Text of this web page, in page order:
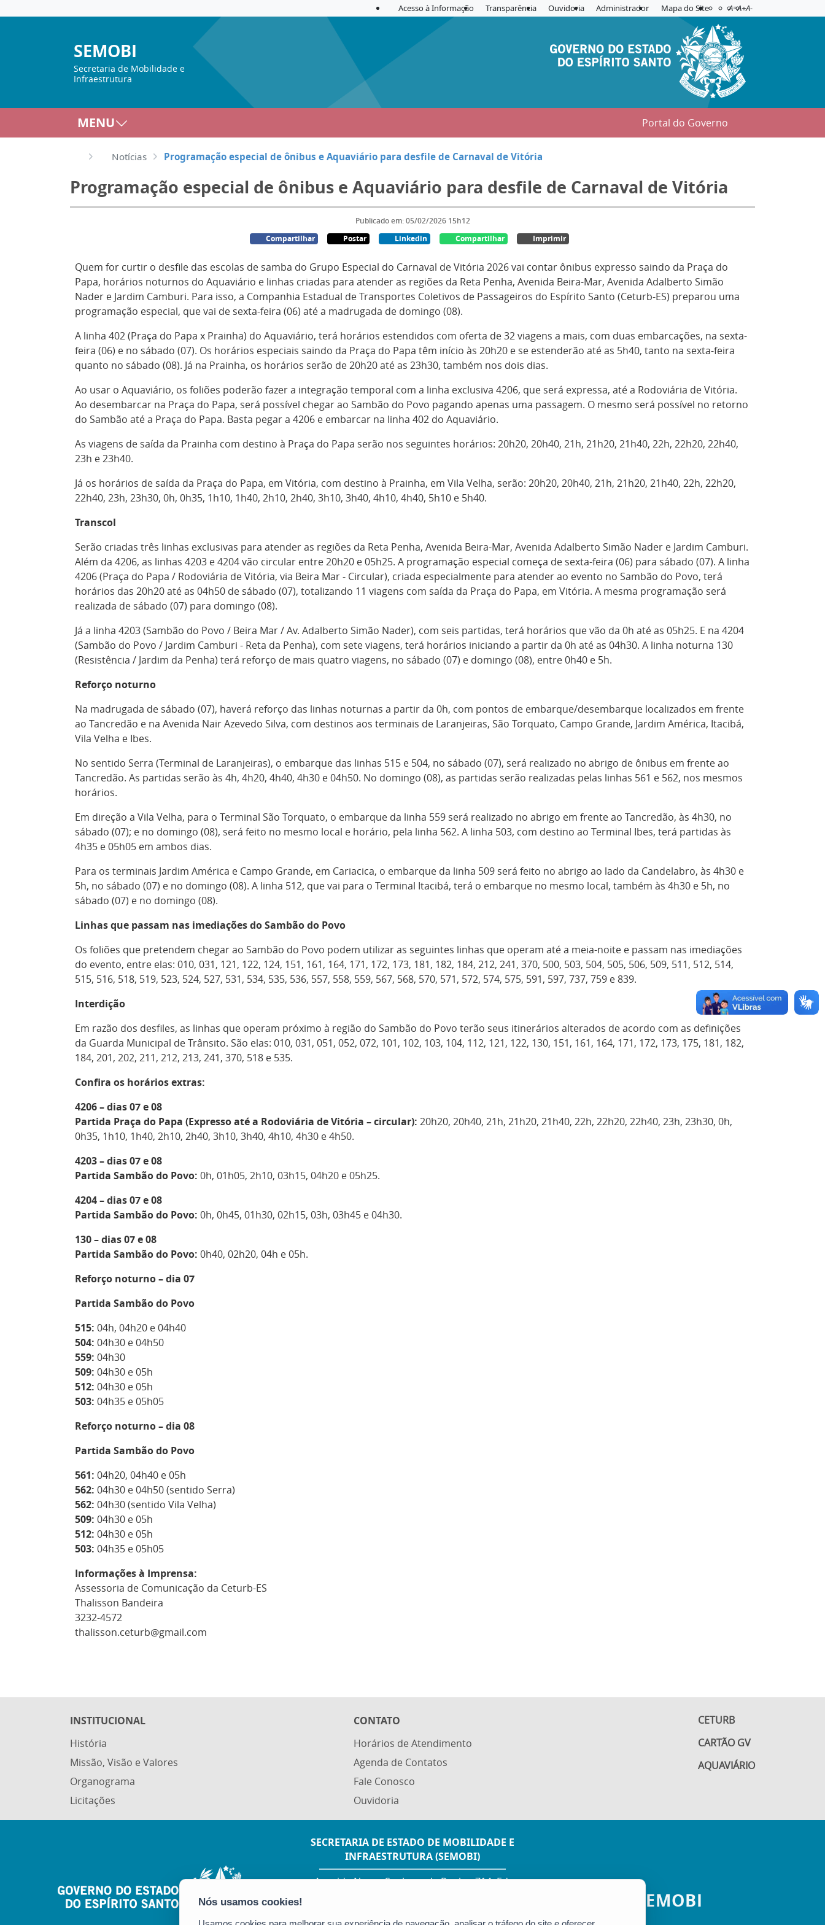
Acesso à Informação Transparência Ouvidoria Administrador Mapa do Site Acessibilidade
Aplicar contraste
A=A+A-
SEMOBI
Secretaria de Mobilidade e
Infraestrutura
MENU Portal do Governo
Notícias Programação especial de ônibus e Aquaviário para desfile de Carnaval de Vitória
Programação especial de ônibus e Aquaviário para desfile de Carnaval de Vitória
Publicado em: 05/02/2026 15h12
Compartilhar
Postar Linkedin Compartilhar Imprimir
Quem for curtir o desfile das escolas de samba do Grupo Especial do Carnaval de Vitória 2026 vai contar ônibus expresso saindo da Praça do
Papa, horários noturnos do Aquaviário e linhas criadas para atender as regiões da Reta Penha, Avenida Beira-Mar, Avenida Adalberto Simão
Nader e Jardim Camburi. Para isso, a Companhia Estadual de Transportes Coletivos de Passageiros do Espírito Santo (Ceturb-ES) preparou uma
programação especial, que vai de sexta-feira (06) até a madrugada de domingo (08).
A linha 402 (Praça do Papa x Prainha) do Aquaviário, terá horários estendidos com oferta de 32 viagens a mais, com duas embarcações, na sexta-
feira (06) e no sábado (07). Os horários especiais saindo da Praça do Papa têm início às 20h20 e se estenderão até as 5h40, tanto na sexta-feira
quanto no sábado (08). Já na Prainha, os horários serão de 20h20 até as 23h30, também nos dois dias.
Ao usar o Aquaviário, os foliões poderão fazer a integração temporal com a linha exclusiva 4206, que será expressa, até a Rodoviária de Vitória.
Ao desembarcar na Praça do Papa, será possível chegar ao Sambão do Povo pagando apenas uma passagem. O mesmo será possível no retorno
do Sambão até a Praça do Papa. Basta pegar a 4206 e embarcar na linha 402 do Aquaviário.
As viagens de saída da Prainha com destino à Praça do Papa serão nos seguintes horários: 20h20, 20h40, 21h, 21h20, 21h40, 22h, 22h20, 22h40,
23h e 23h40.
Já os horários de saída da Praça do Papa, em Vitória, com destino à Prainha, em Vila Velha, serão: 20h20, 20h40, 21h, 21h20, 21h40, 22h, 22h20,
22h40, 23h, 23h30, 0h, 0h35, 1h10, 1h40, 2h10, 2h40, 3h10, 3h40, 4h10, 4h40, 5h10 e 5h40.
Transcol
Serão criadas três linhas exclusivas para atender as regiões da Reta Penha, Avenida Beira-Mar, Avenida Adalberto Simão Nader e Jardim Camburi.
Além da 4206, as linhas 4203 e 4204 vão circular entre 20h20 e 05h25. A programação especial começa de sexta-feira (06) para sábado (07). A linha
4206 (Praça do Papa / Rodoviária de Vitória, via Beira Mar - Circular), criada especialmente para atender ao evento no Sambão do Povo, terá
horários das 20h20 até as 04h50 de sábado (07), totalizando 11 viagens com saída da Praça do Papa, em Vitória. A mesma programação será
realizada de sábado (07) para domingo (08).
Já a linha 4203 (Sambão do Povo / Beira Mar / Av. Adalberto Simão Nader), com seis partidas, terá horários que vão da 0h até as 05h25. E na 4204
(Sambão do Povo / Jardim Camburi - Reta da Penha), com sete viagens, terá horários iniciando a partir da 0h até as 04h30. A linha noturna 130
(Resistência / Jardim da Penha) terá reforço de mais quatro viagens, no sábado (07) e domingo (08), entre 0h40 e 5h.
Reforço noturno
Na madrugada de sábado (07), haverá reforço das linhas noturnas a partir da 0h, com pontos de embarque/desembarque localizados em frente
ao Tancredão e na Avenida Nair Azevedo Silva, com destinos aos terminais de Laranjeiras, São Torquato, Campo Grande, Jardim América, Itacibá,
Vila Velha e Ibes.
No sentido Serra (Terminal de Laranjeiras), o embarque das linhas 515 e 504, no sábado (07), será realizado no abrigo de ônibus em frente ao
Tancredão. As partidas serão às 4h, 4h20, 4h40, 4h30 e 04h50. No domingo (08), as partidas serão realizadas pelas linhas 561 e 562, nos mesmos
horários.
Em direção a Vila Velha, para o Terminal São Torquato, o embarque da linha 559 será realizado no abrigo em frente ao Tancredão, às 4h30, no
sábado (07); e no domingo (08), será feito no mesmo local e horário, pela linha 562. A linha 503, com destino ao Terminal Ibes, terá partidas às
4h35 e 05h05 em ambos dias.
Para os terminais Jardim América e Campo Grande, em Cariacica, o embarque da linha 509 será feito no abrigo ao lado da Candelabro, às 4h30 e
5h, no sábado (07) e no domingo (08). A linha 512, que vai para o Terminal Itacibá, terá o embarque no mesmo local, também às 4h30 e 5h, no
sábado (07) e no domingo (08).
Linhas que passam nas imediações do Sambão do Povo
Os foliões que pretendem chegar ao Sambão do Povo podem utilizar as seguintes linhas que operam até a meia-noite e passam nas imediações
do evento, entre elas: 010, 031, 121, 122, 124, 151, 161, 164, 171, 172, 173, 181, 182, 184, 212, 241, 370, 500, 503, 504, 505, 506, 509, 511, 512, 514,
515, 516, 518, 519, 523, 524, 527, 531, 534, 535, 536, 557, 558, 559, 567, 568, 570, 571, 572, 574, 575, 591, 597, 737, 759 e 839.
Interdição
Em razão dos desfiles, as linhas que operam próximo à região do Sambão do Povo terão seus itinerários alterados de acordo com as definições
da Guarda Municipal de Trânsito. São elas: 010, 031, 051, 052, 072, 101, 102, 103, 104, 112, 121, 122, 130, 151, 161, 164, 171, 172, 173, 175, 181, 182,
184, 201, 202, 211, 212, 213, 241, 370, 518 e 535.
Confira os horários extras:
4206 – dias 07 e 08
Partida Praça do Papa (Expresso até a Rodoviária de Vitória – circular): 20h20, 20h40, 21h, 21h20, 21h40, 22h, 22h20, 22h40, 23h, 23h30, 0h,
0h35, 1h10, 1h40, 2h10, 2h40, 3h10, 3h40, 4h10, 4h30 e 4h50.
4203 – dias 07 e 08
Partida Sambão do Povo: 0h, 01h05, 2h10, 03h15, 04h20 e 05h25.
4204 – dias 07 e 08
Partida Sambão do Povo: 0h, 0h45, 01h30, 02h15, 03h, 03h45 e 04h30.
130 – dias 07 e 08
Partida Sambão do Povo: 0h40, 02h20, 04h e 05h.
Reforço noturno – dia 07
Partida Sambão do Povo
515: 04h, 04h20 e 04h40
504: 04h30 e 04h50
559: 04h30
509: 04h30 e 05h
512: 04h30 e 05h
503: 04h35 e 05h05
Reforço noturno – dia 08
Partida Sambão do Povo
561: 04h20, 04h40 e 05h
562: 04h30 e 04h50 (sentido Serra)
562: 04h30 (sentido Vila Velha)
509: 04h30 e 05h
512: 04h30 e 05h
503: 04h35 e 05h05
Informações à Imprensa:
Assessoria de Comunicação da Ceturb-ES
Thalisson Bandeira
3232-4572
thalisson.ceturb@gmail.com
INSTITUCIONAL
História
Missão, Visão e Valores
Organograma
Licitações
CONTATO
Horários de Atendimento
Agenda de Contatos
Fale Conosco
Ouvidoria
CETURB
CARTÃO GV
AQUAVIÁRIO
SECRETARIA DE ESTADO DE MOBILIDADE E
INFRAESTRUTURA (SEMOBI)
Avenida Nossa Senhora da Penha, 714, Ed.
SEMOBI